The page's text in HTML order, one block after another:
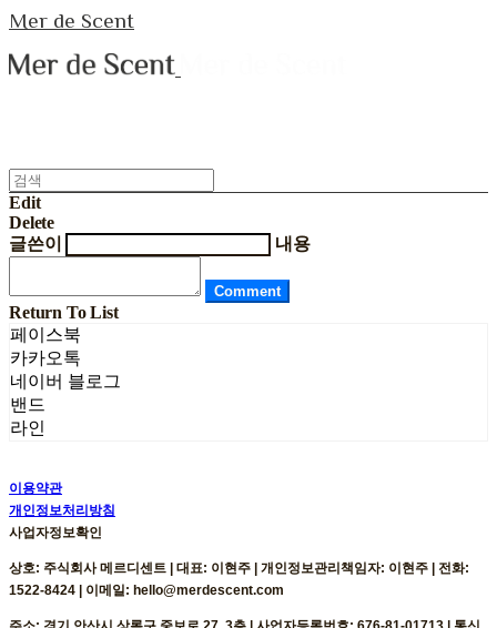
Mer de Scent
Edit
Delete
글쓴이
내용
Comment
Return To List
페이스북
카카오톡
네이버 블로그
밴드
라인
이용약관
개인정보처리방침
사업자정보확인
상호: 주식회사 메르디센트 | 대표: 이현주 | 개인정보관리책임자: 이현주 | 전화:
1522-8424 | 이메일: hello@merdescent.com